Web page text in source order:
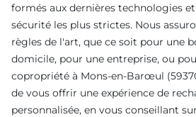
formés aux dernières technologies
sécurité les plus strictes. Nous
règles de l'art, que ce soit pour une
domicile, pour une entreprise, ou
copropriété à Mons-en-Barœul
de vous offrir une expérience de
personnalisée, en vous conseillant